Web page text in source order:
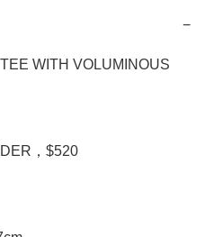
−
WITH VOLUMINOUS
，$520